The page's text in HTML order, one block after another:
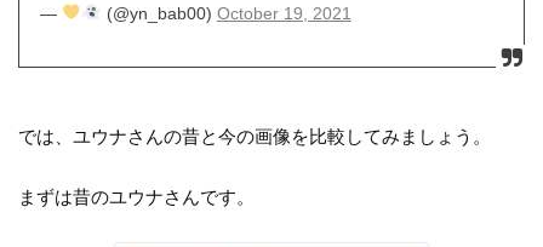
— (@yn_bab00) October 19, 2021
では、ユウナさんの昔と今の画像を比較してみましょう。
まずは昔のユウナさんです。